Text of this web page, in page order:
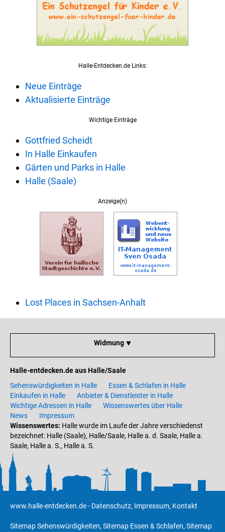
Halle-Entdecken.de Links:
Neue Einträge
Aktualisierte Einträge
Wichtige Einträge
Gottfried Scheidt
In Halle Einkaufen
Gärten und Parks in Halle
Halle (Saale)
Anzeige(n)
Lost Places in Sachsen-Anhalt
Widmung ⯆
Halle-entdecken.de aus Halle/Saale
Sehenswürdigkeiten in Halle
Essen & Schlafen in Halle
Einkaufen in Halle
Anbieter & Dienstleister in Halle
Wichtige Adressen in Halle
Wissenswertes über Halle
News
Impressum
Wissenswertes: Halle wurde im Laufe der Jahre verschiedenst
bezeichnet: Halle (Saale), Halle/Saale, Halle a. d. Saale, Halle a.
Saale, Halle a. S., Halle a. S.
www.halle-entdecken.de- Datenschutz, Impressum, Kontakt
Sitemap Sehenswürdigkeiten, Sitemap Essen & Schlafen, Sitemap